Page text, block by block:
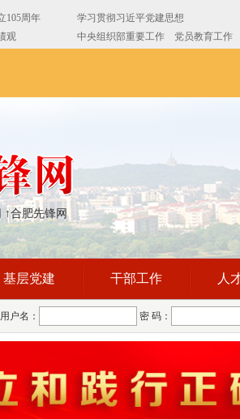
↑合肥先锋网
基层党建 干部工作 人
用户名： 密 码：